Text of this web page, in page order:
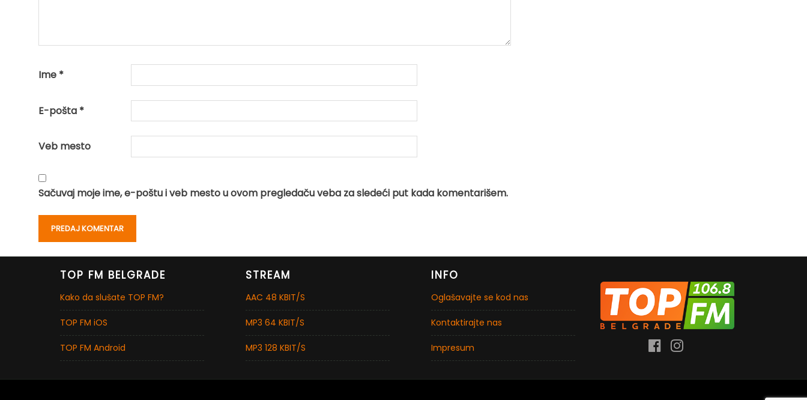
Ime *
E-pošta *
Veb mesto
Sačuvaj moje ime, e-poštu i veb mesto u ovom pregledaču veba za sledeći put kada komentarišem.
TOP FM BELGRADE
Kako da slušate TOP FM?
TOP FM iOS
TOP FM Android
STREAM
AAC 48 KBIT/S
MP3 64 KBIT/S
MP3 128 KBIT/S
INFO
Oglašavajte se kod nas
Kontaktirajte nas
Impresum